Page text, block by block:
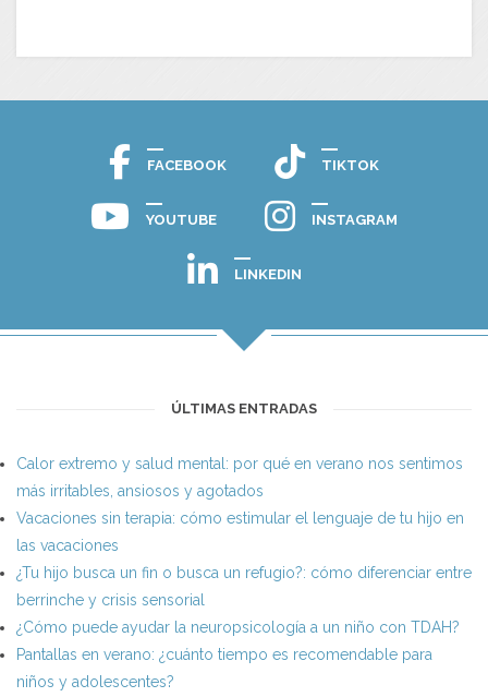
FACEBOOK TIKTOK
YOUTUBE INSTAGRAM
LINKEDIN
ÚLTIMAS ENTRADAS
Calor extremo y salud mental: por qué en verano nos sentimos
más irritables, ansiosos y agotados
Vacaciones sin terapia: cómo estimular el lenguaje de tu hijo en
las vacaciones
¿Tu hijo busca un fin o busca un refugio?: cómo diferenciar entre
berrinche y crisis sensorial
¿Cómo puede ayudar la neuropsicología a un niño con TDAH?
Pantallas en verano: ¿cuánto tiempo es recomendable para
niños y adolescentes?